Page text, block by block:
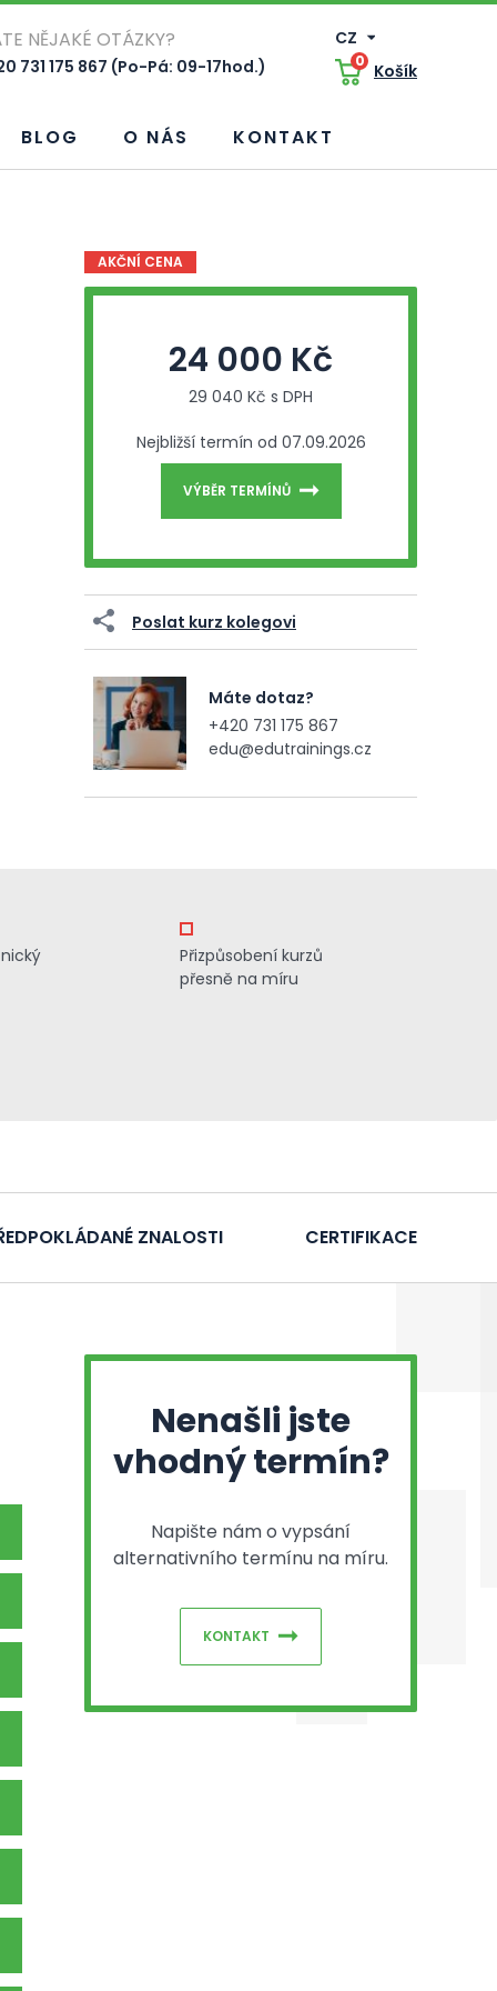
NĚJAKÉ OTÁZKY?
731 175 867 (Po-Pá: 09-17hod.)
CZ
0 Košík
BLOG O NÁS KONTAKT
AKČNÍ CENA
24 000 Kč
29 040 Kč s DPH
Nejbližší termín od 07.09.2026
VÝBĚR TERMÍNŮ
Poslat kurz kolegovi
Máte dotaz?
+420 731 175 867
edu@edutrainings.cz
Přizpůsobení kurzů
přesně na míru
ZNALOSTI CERTIFIKACE
Nenašli jste
vhodný termín?
Napište nám o vypsání
alternativního termínu na míru.
KONTAKT